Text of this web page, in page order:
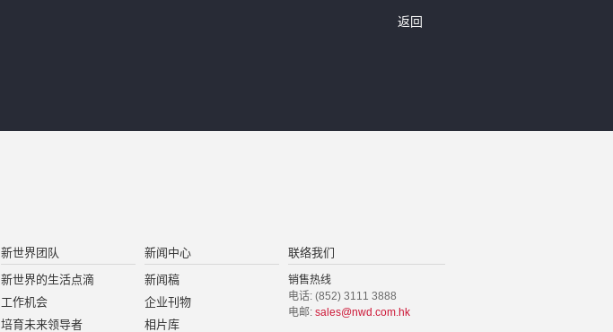
返回
新世界团队
新世界的生活点滴
工作机会
培育未来领导者
新闻中心
新闻稿
企业刊物
相片库
联络我们
销售热线
电话: (852) 3111 3888
电邮: sales@nwd.com.hk